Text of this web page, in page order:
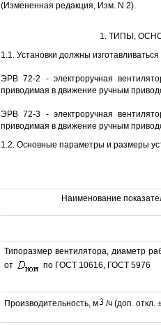
(Измененная редакция, Изм. N 2).
1. ТИПЫ,
1.1. Установки должны изготавливаться
ЭРВ 72-2 - электроручная
приводимая в движение ручным
ЭРВ 72-3 - электроручная
приводимая в движение ручным
1.2. Основные параметры и размеры
Наименование
Типоразмер вентилятора, диаметр
от
по ГОСТ 10616, ГОСТ 5976
Производительность, м /ч (доп. откл.